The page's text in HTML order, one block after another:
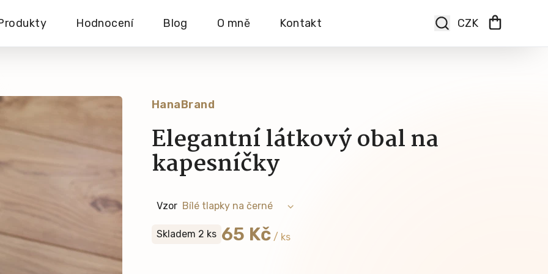
Hodnocení Blog O mně Kontakt
Elegantní látkový obal na
kapesníčky
HanaBrand
Vzor
Skladem 2 ks 65 Kč / ks